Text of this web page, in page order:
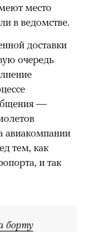
место
в ведомстве.
доставки
очередь
—
авиакомпании
тем, как
и так
борту